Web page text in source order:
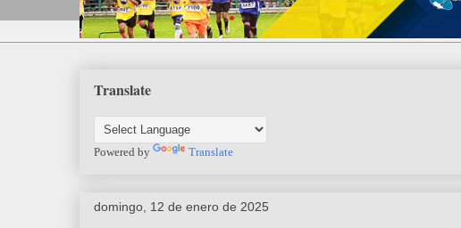
Translate
Powered by Translate
domingo, 12 de enero de 2025